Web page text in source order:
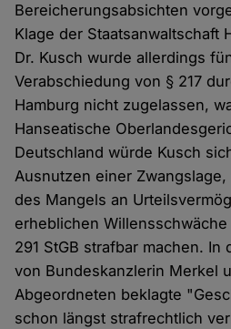
Bereicherungsabsichten
Klage der Staatsanwaltschaft
Dr. Kusch wurde allerdings
Verabschiedung von § 217
Hamburg nicht zugelassen,
Hanseatische
Deutschland würde Kusch
Ausnutzen einer
des Mangels an
erheblichen
291 StGB strafbar machen. In
von Bundeskanzlerin Merkel
Abgeordneten beklagte
schon längst strafrechtlich